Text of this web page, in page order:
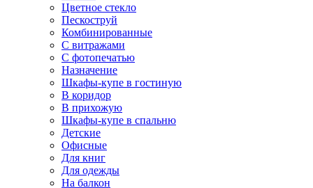
Цветное стекло
Пескоструй
Комбинированные
С витражами
С фотопечатью
Назначение
Шкафы-купе в гостиную
В коридор
В прихожую
Шкафы-купе в спальню
Детские
Офисные
Для книг
Для одежды
На балкон